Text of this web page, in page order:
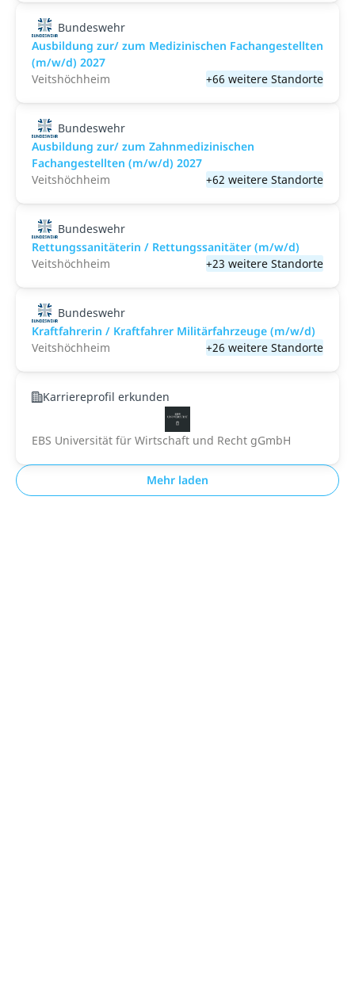
Bundeswehr
Ausbildung zur/ zum Medizinischen Fachangestellten
(m/w/d) 2027
Veitshöchheim
+66 weitere Standorte
Bundeswehr
Ausbildung zur/ zum Zahnmedizinischen
Fachangestellten (m/w/d) 2027
Veitshöchheim
+62 weitere Standorte
Bundeswehr
Rettungssanitäterin / Rettungssanitäter (m/w/d)
Veitshöchheim
+23 weitere Standorte
Bundeswehr
Kraftfahrerin / Kraftfahrer Militärfahrzeuge (m/w/d)
Veitshöchheim
+26 weitere Standorte
Karriereprofil erkunden
EBS Universität für Wirtschaft und Recht gGmbH
Mehr laden